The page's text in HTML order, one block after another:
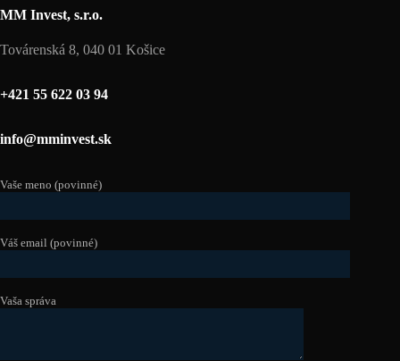
MM Invest, s.r.o.
Továrenská 8, 040 01 Košice
+421 55 622 03 94
info@mminvest.sk
Vaše meno (povinné)
Váš email (povinné)
Vaša správa